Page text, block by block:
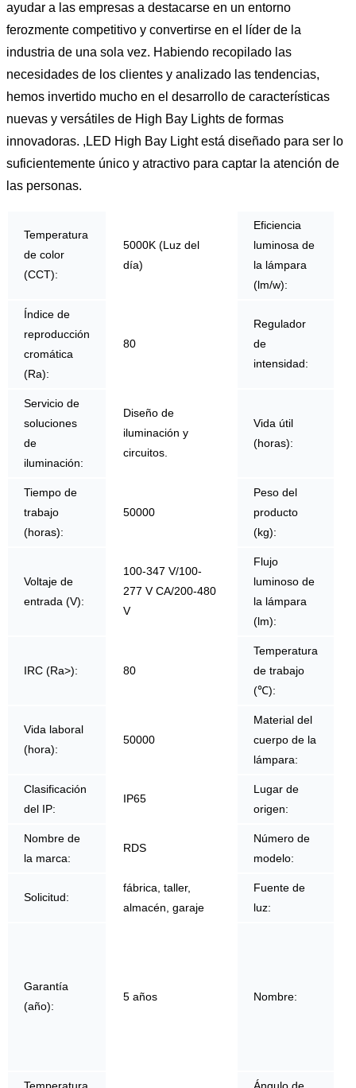
ayudar a las empresas a destacarse en un entorno
ferozmente competitivo y convertirse en el líder de la
industria de una sola vez. Habiendo recopilado las
necesidades de los clientes y analizado las tendencias,
hemos invertido mucho en el desarrollo de características
nuevas y versátiles de High Bay Lights de formas
innovadoras. ,LED High Bay Light está diseñado para ser lo
suficientemente único y atractivo para captar la atención de
las personas.
Temperatura
de color
(CCT):
5000K (Luz del
día)
Eficiencia
luminosa de
la lámpara
(lm/w):
Índice de
reproducción
cromática
(Ra):
80
Regulador
de
intensidad:
Servicio de
soluciones
de
iluminación:
Diseño de
iluminación y
circuitos.
Vida útil
(horas):
Tiempo de
trabajo
(horas):
50000
Peso del
producto
(kg):
Voltaje de
entrada (V):
100-347 V/100-
277 V CA/200-480
V
Flujo
luminoso de
la lámpara
(lm):
IRC (Ra>): 80
Temperatura
de trabajo
(℃):
Vida laboral
(hora):
50000
Material del
cuerpo de la
lámpara:
Clasificación
del IP:
IP65
Lugar de
origen:
Nombre de
la marca:
RDS
Número de
modelo:
Solicitud:
fábrica, taller,
almacén, garaje
Fuente de
luz:
Garantía
(año):
5 años Nombre: